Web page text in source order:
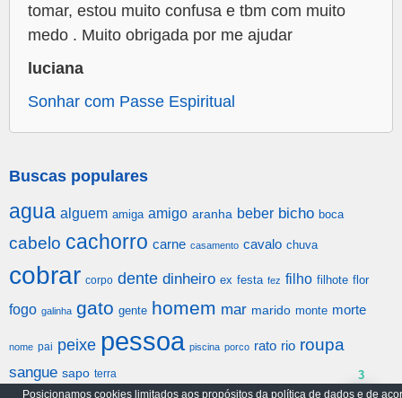
tomar, estou muito confusa e tbm com muito
medo . Muito obrigada por me ajudar
luciana
Sonhar com Passe Espiritual
Buscas populares
agua alguem amiga amigo aranha beber bicho boca
cabelo cachorro carne casamento cavalo chuva
cobrar corpo dente dinheiro ex festa fez filho filhote flor
fogo galinha gato gente homem mar marido monte morte
nome pai peixe pessoa piscina porco rato rio roupa
sangue sapo terra
Posicionamos cookies limitados aos propósitos da política de dados e de
3